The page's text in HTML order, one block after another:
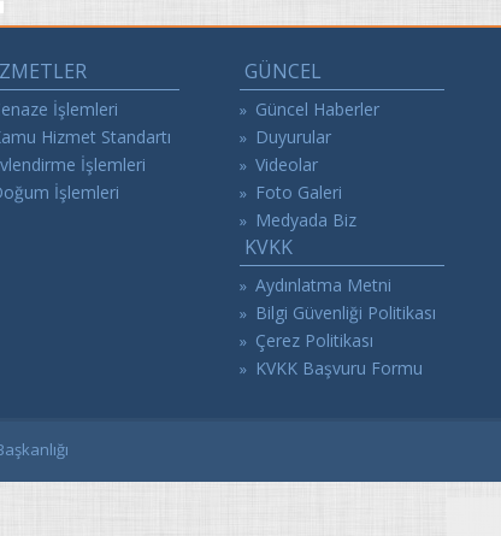
İşlemleri
Hizmet Standartı
İşlemleri
İşlemleri
GÜNCEL
» Güncel Haberler
» Duyurular
» Videolar
» Foto Galeri
» Medyada Biz
KVKK
» Aydınlatma Metni
» Bilgi Güvenliği Politikası
» Çerez Politikası
» KVKK Başvuru Formu